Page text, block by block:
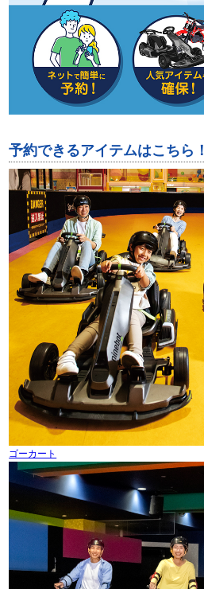
予約できるアイテムはこちら！
ゴーカート